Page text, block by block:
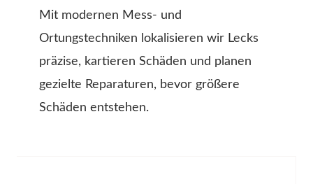
Mit modernen Mess- und
Ortungstechniken lokalisieren wir Lecks
präzise, kartieren Schäden und planen
gezielte Reparaturen, bevor größere
Schäden entstehen.